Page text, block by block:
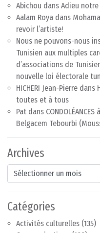
Abichou dans Adieu notre
Aalam Roya dans
revoir l’artiste!
Nous ne pouvons-nous
Tunisien aux multiples
d’associations de
nouvelle loi électorale
HICHERI Jean-Pierre dans
toutes et à tous
Pat dans
Belgacem Tebourbi
Archives
Archives
Catégories
Activités culturelles (135)